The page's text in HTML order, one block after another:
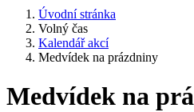
Úvodní stránka
Volný čas
Kalendář akcí
Medvídek na prázdniny
Medvídek na